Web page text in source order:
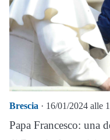
Brescia · 16/01/2024 alle
Papa Francesco: una